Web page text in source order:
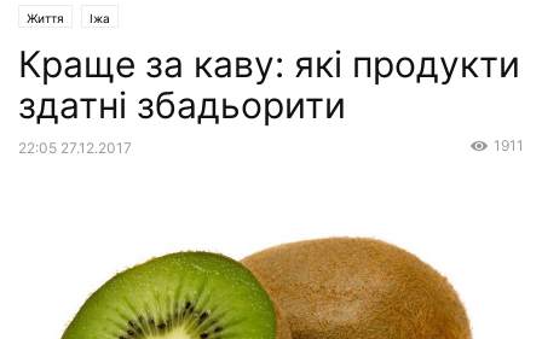
Життя Іжа
Краще за каву: які продукти
здатні збадьорити
22:05 27.12.2017 1911